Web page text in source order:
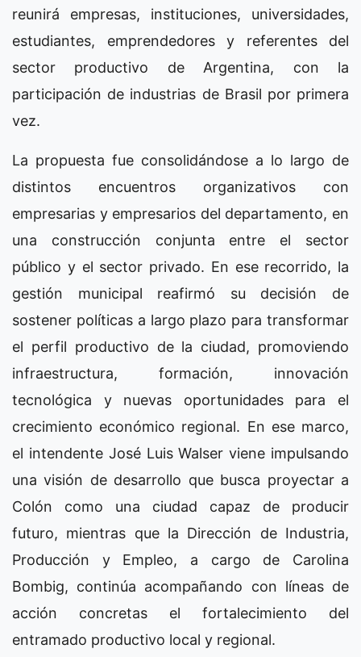
reunirá empresas, instituciones, universidades,
estudiantes, emprendedores y referentes del
sector productivo de Argentina, con la
participación de industrias de Brasil por primera
vez.
La propuesta fue consolidándose a lo largo de
distintos encuentros organizativos con
empresarias y empresarios del departamento, en
una construcción conjunta entre el sector
público y el sector privado. En ese recorrido, la
gestión municipal reafirmó su decisión de
sostener políticas a largo plazo para transformar
el perfil productivo de la ciudad, promoviendo
infraestructura, formación, innovación
tecnológica y nuevas oportunidades para el
crecimiento económico regional. En ese marco,
el intendente José Luis Walser viene impulsando
una visión de desarrollo que busca proyectar a
Colón como una ciudad capaz de producir
futuro, mientras que la Dirección de Industria,
Producción y Empleo, a cargo de Carolina
Bombig, continúa acompañando con líneas de
acción concretas el fortalecimiento del
entramado productivo local y regional.